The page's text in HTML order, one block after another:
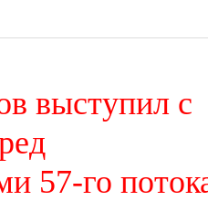
выступил с
57-го